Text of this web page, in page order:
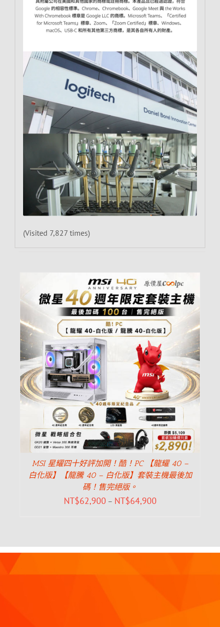
(Visited 7,827 times)
MSI 星耀四十好評加開！酷！PC 【龍耀 40 –
白化版】【龍騰 40 – 白化版】套裝主機最後加
碼！售完絕版。
NT$62,900 – NT$64,900